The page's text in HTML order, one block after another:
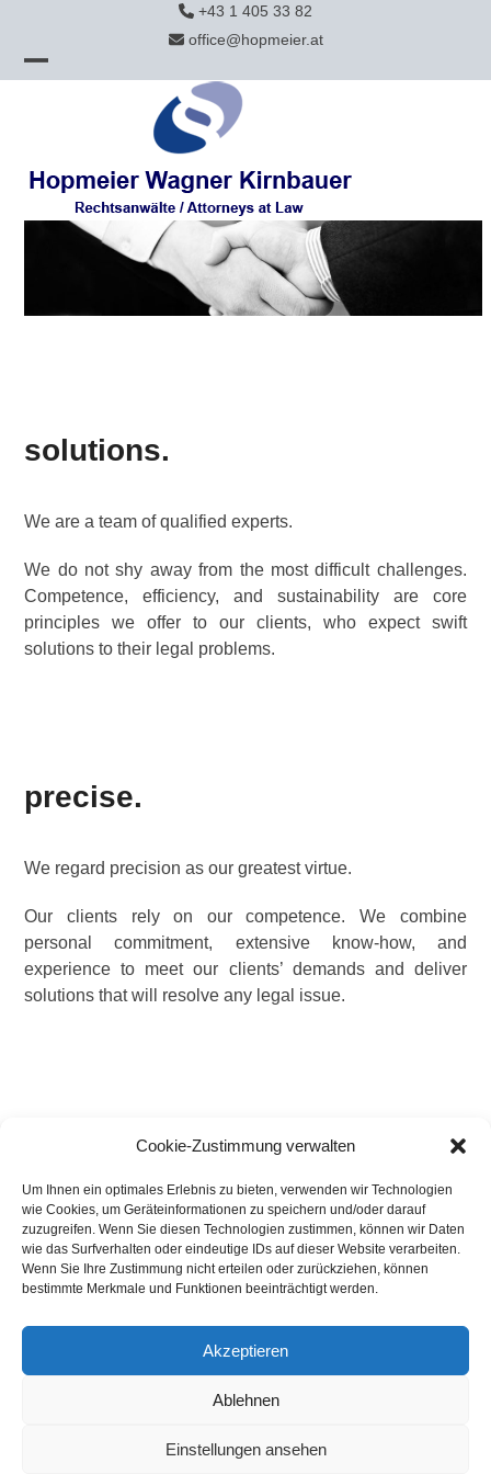
Cookie-Zustimmung verwalten
Um Ihnen ein optimales Erlebnis zu bieten, verwenden wir Technologien
wie Cookies, um Geräteinformationen zu speichern und/oder darauf
zuzugreifen. Wenn Sie diesen Technologien zustimmen, können wir Daten
wie das Surfverhalten oder eindeutige IDs auf dieser Website verarbeiten.
Wenn Sie Ihre Zustimmung nicht erteilen oder zurückziehen, können
bestimmte Merkmale und Funktionen beeinträchtigt werden.
Akzeptieren
Ablehnen
Einstellungen ansehen
content
+43 1 405 33 82
office@hopmeier.at
Open
Close
solutions.
We are a team of qualified experts.
We do not shy away from the most difficult challenges.
Competence, efficiency, and sustainability are core
principles we offer to our clients, who expect swift
solutions to their legal problems.
precise.
We regard precision as our greatest virtue.
Our clients rely on our competence. We combine
personal commitment, extensive know-how, and
experience to meet our clients’ demands and deliver
solutions that will resolve any legal issue.
flexible.
We think outside of the box.
We offer a hands-on approach, often opting for an
unconventional alternative to deliver outstanding legal
knowledge allows us to act flexibly.